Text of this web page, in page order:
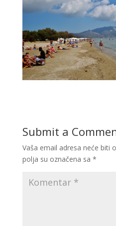
Submit a
Vaša email adresa neće biti
polja su označena sa *